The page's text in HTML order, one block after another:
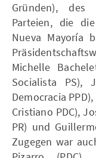
Gründen), des
Parteien, die
Nueva Mayoría
Michelle
Socialista PS),
Democracia
Cristiano PDC),
PR) und
Zugegen war